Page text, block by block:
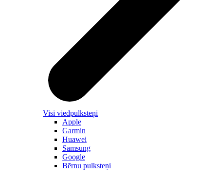
Visi viedpulksteņi
Apple
Garmin
Huawei
Samsung
Google
Bērnu pulksteņi